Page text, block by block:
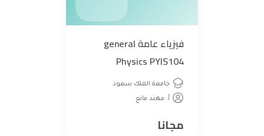
فيزياء عامة general
Physics PYIS104
جامعة الملك سعود
أ. مهند مانع
مجانا